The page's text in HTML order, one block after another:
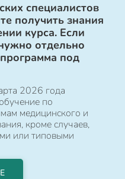
специалистов
получить знания
курса. Если
отдельно
под
2026 года
по
медицинского и
кроме случаев,
или типовыми